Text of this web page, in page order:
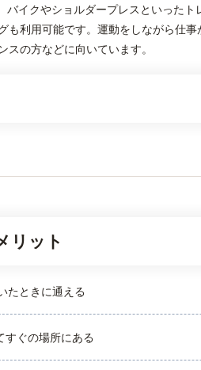
イクやショルダープレスといった
も利用可能です。運動をしながら仕
スの方などに向いています。
リット
たときに通える
すぐの場所にある